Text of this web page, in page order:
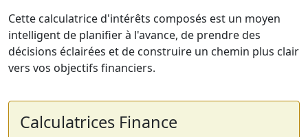
Cette calculatrice d'intérêts composés est un moyen
intelligent de planifier à l'avance, de prendre des
décisions éclairées et de construire un chemin plus clair
vers vos objectifs financiers.
Calculatrices Finance